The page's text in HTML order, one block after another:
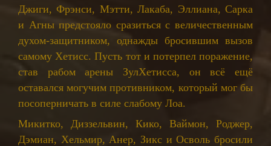
Джиги, Фрэнси, Мэтти, Лакаба, Эллиана, Сарка
и Агны предстояло сразиться с величественным
духом-защитником, однажды бросившим вызов
самому Хетисс. Пусть тот и потерпел поражение,
став рабом арены ЗулХетисса, он всё ещё
оставался могучим противником, который мог бы
посоперничать в силе слабому Лоа.
Микитко, Диззельвин, Кико, Ваймон, Роджер,
Дэмиан, Хельмир, Анер, Зикс и Осволь бросили